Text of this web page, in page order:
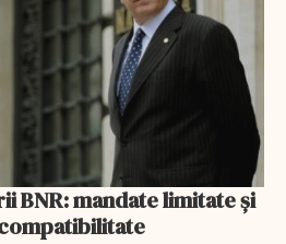
BNR: mandate limitate și